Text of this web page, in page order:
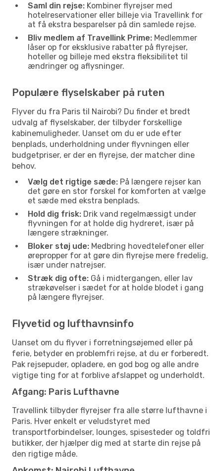
Saml din rejse: Kombiner flyrejser med
hotelreservationer eller billeje via Travellink for
at få ekstra besparelser på din samlede rejse.
Bliv medlem af Travellink Prime: Medlemmer
låser op for eksklusive rabatter på flyrejser,
hoteller og billeje med ekstra fleksibilitet til
ændringer og aflysninger.
Populære flyselskaber på ruten
Flyver du fra Paris til Nairobi? Du finder et bredt
udvalg af flyselskaber, der tilbyder forskellige
kabinemuligheder. Uanset om du er ude efter
benplads, underholdning under flyvningen eller
budgetpriser, er der en flyrejse, der matcher dine
behov.
Vælg det rigtige sæde: På længere rejser kan
det gøre en stor forskel for komforten at vælge
et sæde med ekstra benplads.
Hold dig frisk: Drik vand regelmæssigt under
flyvningen for at holde dig hydreret, især på
længere strækninger.
Bloker støj ude: Medbring hovedtelefoner eller
ørepropper for at gøre din flyrejse mere fredelig,
især under natrejser.
Stræk dig ofte: Gå i midtergangen, eller lav
strækøvelser i sædet for at holde blodet i gang
på længere flyrejser.
Flyvetid og lufthavnsinfo
Uanset om du flyver i forretningsøjemed eller på
ferie, betyder en problemfri rejse, at du er forberedt.
Pak rejsepuder, opladere, en god bog og alle andre
vigtige ting for at forblive afslappet og underholdt.
Afgang: Paris Lufthavne
Travellink tilbyder flyrejser fra alle større lufthavne i
Paris. Hver enkelt er veludstyret med
transportforbindelser, lounges, spisesteder og toldfri
butikker, der hjælper dig med at starte din rejse på
den rigtige måde.